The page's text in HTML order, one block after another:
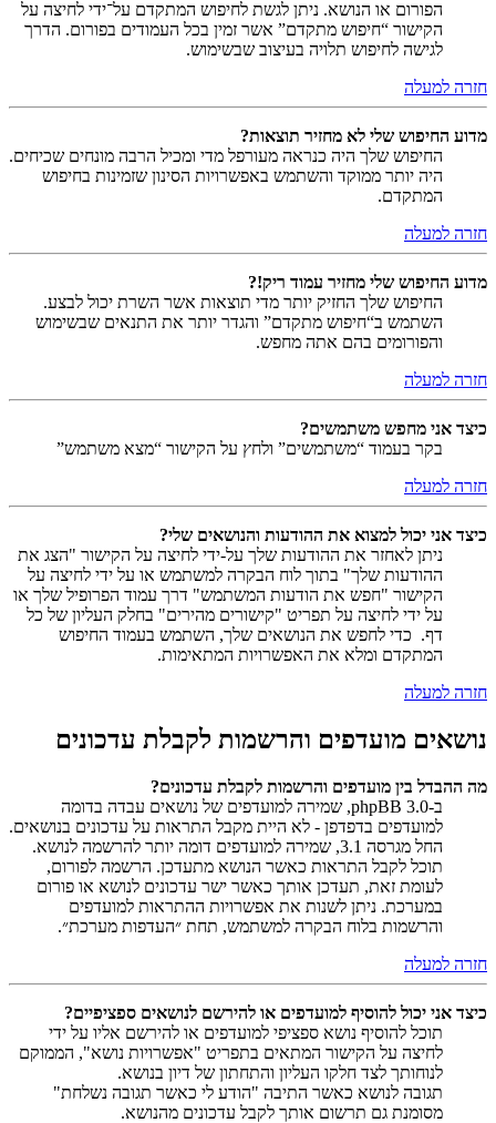
הפורום או הנושא. ניתן לגשת לחיפוש המתקדם על־ידי לחיצה על
הקישור “חיפוש מתקדם” אשר זמין בכל העמודים בפורום. הדרך
לגישה לחיפוש תלויה בעיצוב שבשימוש.
חזרה למעלה
מדוע החיפוש שלי לא מחזיר תוצאות?
החיפוש שלך היה כנראה מעורפל מדי ומכיל הרבה מונחים שכיחים.
היה יותר ממוקד והשתמש באפשרויות הסינון שזמינות בחיפוש
המתקדם.
חזרה למעלה
מדוע החיפוש שלי מחזיר עמוד ריק!?
החיפוש שלך החזיק יותר מדי תוצאות אשר השרת יכול לבצע.
השתמש ב“חיפוש מתקדם” והגדר יותר את התנאים שבשימוש
והפורומים בהם אתה מחפש.
חזרה למעלה
כיצד אני מחפש משתמשים?
בקר בעמוד “משתמשים” ולחץ על הקישור “מצא משתמש”
חזרה למעלה
כיצד אני יכול למצוא את ההודעות והנושאים שלי?
ניתן לאחזר את ההודעות שלך על-ידי לחיצה על הקישור "הצג את
ההודעות שלך" בתוך לוח הבקרה למשתמש או על ידי לחיצה על
הקישור "חפש את הודעות המשתמש" דרך עמוד הפרופיל שלך או
על ידי לחיצה על תפריט "קישורים מהירים" בחלק העליון של כל
דף. כדי לחפש את הנושאים שלך, השתמש בעמוד החיפוש
המתקדם ומלא את האפשרויות המתאימות.
חזרה למעלה
נושאים מועדפים והרשמות לקבלת עדכונים
מה ההבדל בין מועדפים והרשמות לקבלת עדכונים?
ב-phpBB 3.0, שמירה למועדפים של נושאים עבדה בדומה
למועדפים בדפדפן - לא היית מקבל התראות על עדכונים בנושאים.
החל מגרסה 3.1, שמירה למועדפים דומה יותר להרשמה לנושא.
תוכל לקבל התראות כאשר הנושא מתעדכן. הרשמה לפורום,
לעומת זאת, תעדכן אותך כאשר ישר עדכונים לנושא או פורום
במערכת. ניתן לשנות את אפשרויות ההתראות למועדפים
והרשמות בלוח הבקרה למשתמש, תחת ״העדפות מערכת״.
חזרה למעלה
כיצד אני יכול להוסיף למועדפים או להירשם לנושאים ספציפיים?
תוכל להוסיף נושא ספציפי למועדפים או להירשם אליו על ידי
לחיצה על הקישור המתאים בתפריט "אפשרויות נושא", הממוקם
לנוחותך לצד חלקו העליון והתחתון של דיון בנושא.
תגובה לנושא כאשר התיבה "הודע לי כאשר תגובה נשלחת"
מסומנת גם תרשום אותך לקבל עדכונים מהנושא.